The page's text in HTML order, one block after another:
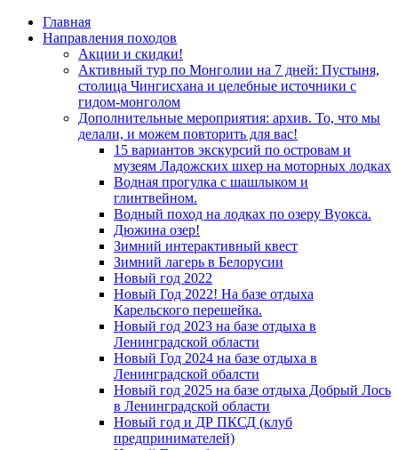
Главная
Направления походов
Акции и скидки!
Активный тур по Монголии на 7 дней: Пустыня,
столица Чингисхана и целебные источники с
гидом-монголом
Дополнительные мероприятия: архив. То, что мы
делали, и можем повторить для вас!
15 вариантов экскурсий по островам и
музеям Ладожских шхер на моторных лодках
Водная прогулка с шашлыком и
глинтвейном.
Водный поход на лодках по озеру Вуокса.
Дюжина озер!
Зимний интерактивный квест
Зимний лагерь в Белорусии
Новый год 2022
Новый Год 2022! На базе отдыха
Карельского перешейка.
Новый год 2023 на базе отдыха в
Ленинградской области
Новый Год 2024 на базе отдыха в
Ленинградской обалсти
Новый год 2025 на базе отдыха Добрый Лось
в Ленинградской области
Новый год и ДР ПКСД (клуб
предпринимателей)